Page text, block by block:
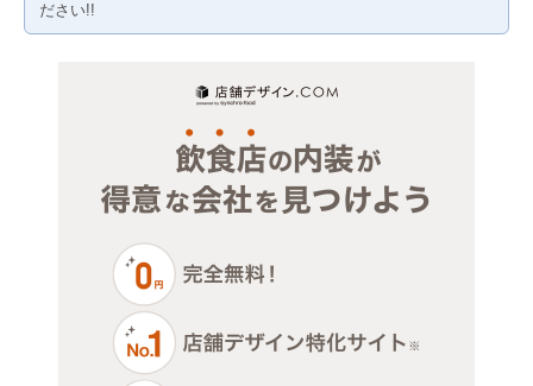
物販・小売
ジム・教室・スタジオ
その他サービス・その他
教室
埼玉
千葉
ださい!!